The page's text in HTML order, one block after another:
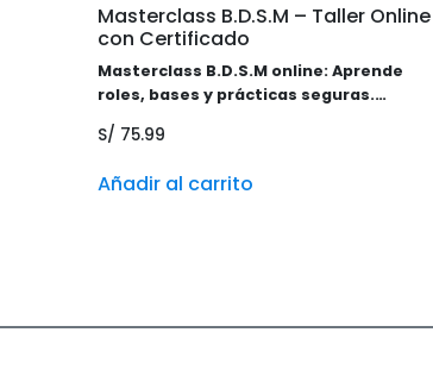
Masterclass B.D.S.M – Taller Online
con Certificado
Masterclass B.D.S.M online: Aprende
roles, bases y prácticas seguras.
digital.
S/ 75.99
Añadir al carrito